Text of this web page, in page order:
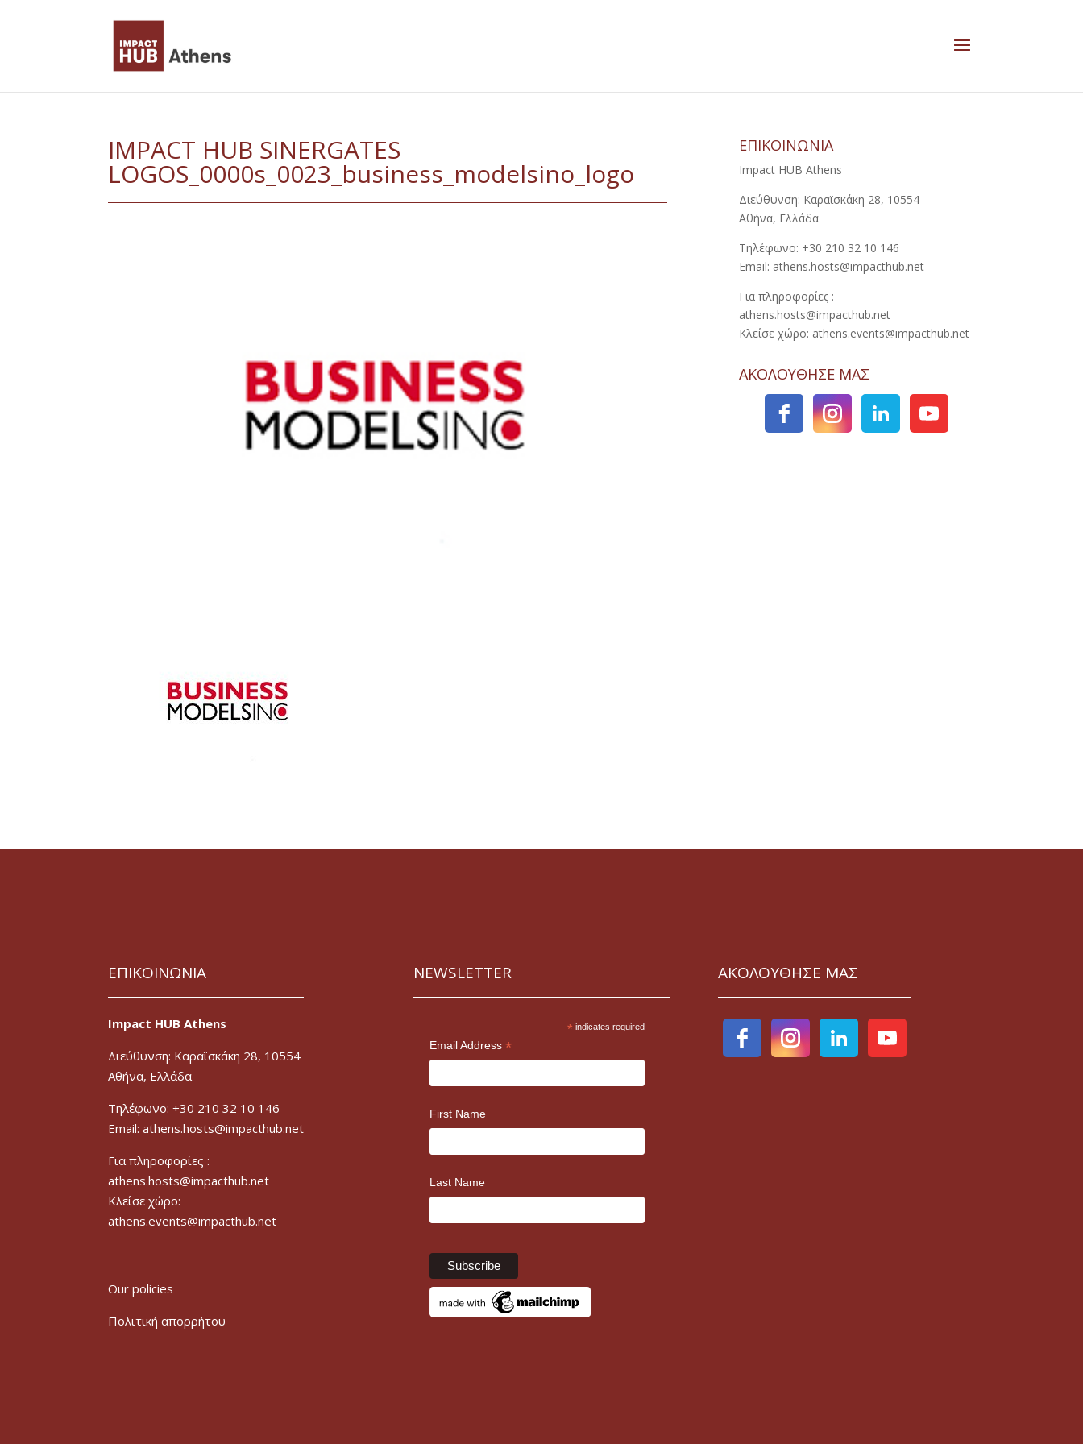
IMPACT HUB SINERGATES
LOGOS_0000s_0023_business_modelsino_logo
ΕΠΙΚΟΙΝΩΝΙΑ
Impact HUB Athens
Διεύθυνση: Καραϊσκάκη 28, 10554
Αθήνα, Ελλάδα
Τηλέφωνο: +30 210 32 10 146
Email: athens.hosts@impacthub.net
Για πληροφορίες :
athens.hosts@impacthub.net
Κλείσε χώρο: athens.events@impacthub.net
ΑΚΟΛΟΥΘΗΣΕ ΜΑΣ
ΕΠΙΚΟΙΝΩΝΙΑ
Impact HUB Athens
Διεύθυνση: Καραϊσκάκη 28, 10554
Αθήνα, Ελλάδα
Τηλέφωνο: +30 210 32 10 146
Email: athens.hosts@impacthub.net
Για πληροφορίες :
athens.hosts@impacthub.net
Κλείσε χώρο:
athens.events@impacthub.net
Our policies
Πολιτική απορρήτου
NEWSLETTER
* indicates required
Email Address *
First Name
Last Name
ΑΚΟΛΟΥΘΗΣΕ ΜΑΣ